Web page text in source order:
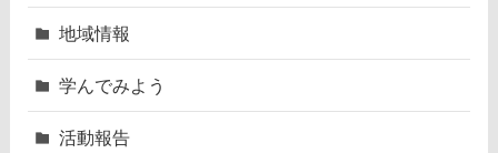
地域情報
学んでみよう
活動報告